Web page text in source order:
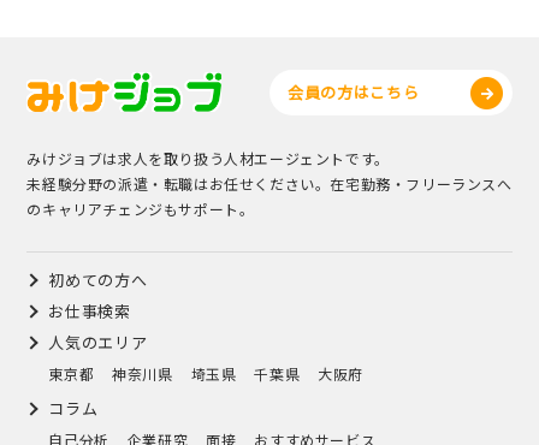
会員の方はこちら
みけジョブは求人を取り扱う人材エージェントです。
未経験分野の派遣・転職はお任せください。在宅勤務・フリーランスへ
のキャリアチェンジもサポート。
初めての方へ
お仕事検索
人気のエリア
東京都 神奈川県 埼玉県 千葉県 大阪府
コラム
自己分析 企業研究 面接 おすすめサービス